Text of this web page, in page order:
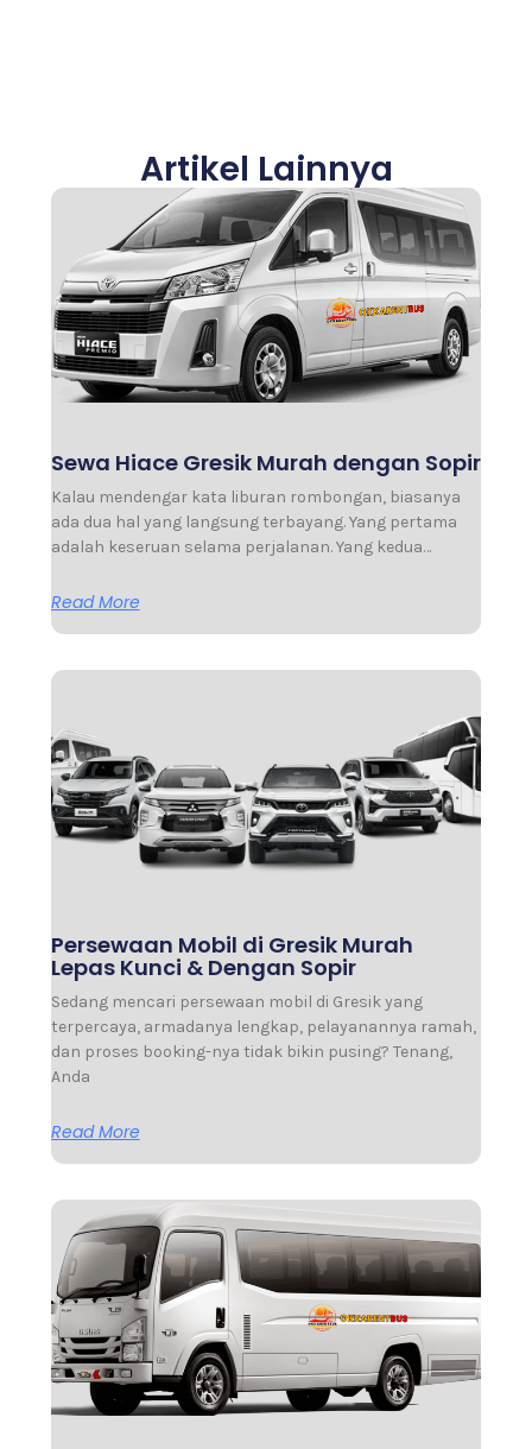
Artikel Lainnya
Sewa Hiace Gresik Murah dengan Sopir
Kalau mendengar kata liburan rombongan, biasanya
ada dua hal yang langsung terbayang. Yang pertama
adalah keseruan selama perjalanan. Yang kedua…
Read More
Persewaan Mobil di Gresik Murah
Lepas Kunci & Dengan Sopir
Sedang mencari persewaan mobil di Gresik yang
terpercaya, armadanya lengkap, pelayanannya ramah,
dan proses booking-nya tidak bikin pusing? Tenang,
Anda
Read More